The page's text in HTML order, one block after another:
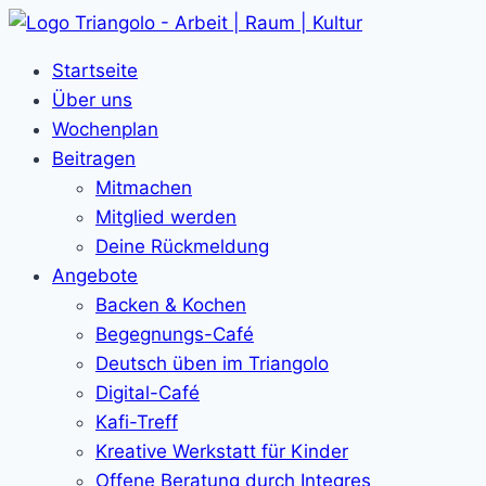
Zum
springenStartseite
Über uns
Wochenplan
Beitragen
Mitmachen
Mitglied werden
Deine Rückmeldung
Angebote
Backen & Kochen
Begegnungs-Café
Deutsch üben im Triangolo
Digital-Café
Kafi-Treff
Kreative Werkstatt für Kinder
Offene Beratung durch Integres